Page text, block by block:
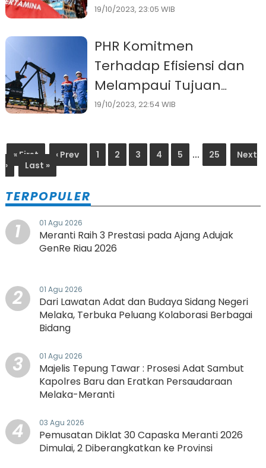
Prinsip GCG
19/10/2023, 23:05 WIB
PHR Komitmen
Terhadap Efisiensi dan
Melampaui Tujuan
Penghematan Bisnis
Pengadaan Barang dan
Jasa
19/10/2023, 22:54 WIB
« First ‹ Prev 1 2 3 4 5 ... 25
Next
›
Last »
TERPOPULER
1 01 Agu 2026
Meranti Raih 3 Prestasi pada Ajang Adujak
GenRe Riau 2026
2 01 Agu 2026
Dari Lawatan Adat dan Budaya Sidang Negeri
Melaka, Terbuka Peluang Kolaborasi Berbagai
Bidang
3 01 Agu 2026
Majelis Tepung Tawar : Prosesi Adat Sambut
Kapolres Baru dan Eratkan Persaudaraan
Melaka-Meranti
4 03 Agu 2026
Pemusatan Diklat 30 Capaska Meranti 2026
Dimulai, 2 Diberangkatkan ke Provinsi